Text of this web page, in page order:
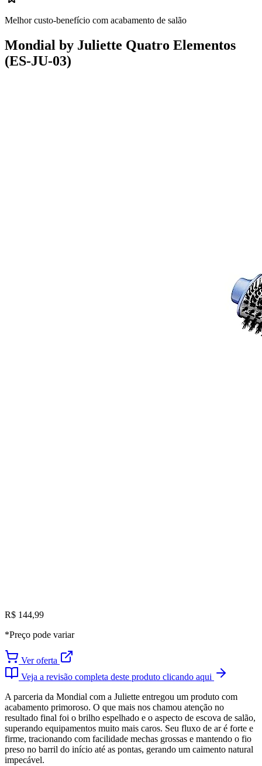
Melhor custo-benefício com acabamento de salão
Mondial by Juliette Quatro Elementos
(ES-JU-03)
R$ 144,99
*Preço pode variar
Ver oferta
Veja a revisão completa deste produto clicando aqui
A parceria da Mondial com a Juliette entregou um produto com
acabamento primoroso. O que mais nos chamou atenção no
resultado final foi o brilho espelhado e o aspecto de escova de salão,
superando equipamentos muito mais caros. Seu fluxo de ar é forte e
firme, tracionando com facilidade mechas grossas e mantendo o fio
preso no barril do início até as pontas, gerando um caimento natural
impecável.